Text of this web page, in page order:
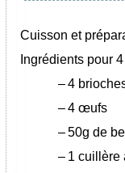
Cuisson et
Ingrédients pour
–4
–4 œufs
–50g de
– 1 cuillère